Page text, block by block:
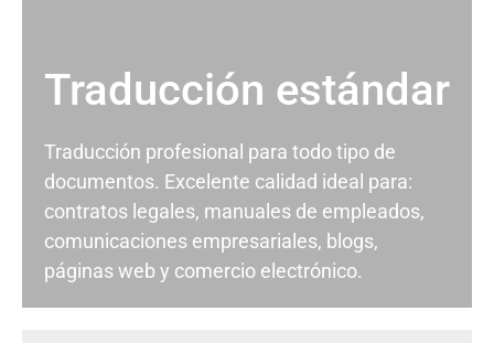
Traducción estándar
Traducción profesional para todo tipo de
documentos. Excelente calidad ideal para:
contratos legales, manuales de empleados,
comunicaciones empresariales, blogs,
páginas web y comercio electrónico.